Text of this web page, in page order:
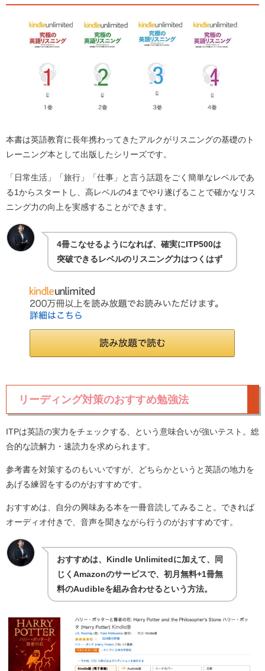
本書は英語教育に長年携わってきたアルクがリスニングの基礎のト
レーニング本として出版したシリーズです。
「日常生活」「旅行」「仕事」と言う話題をごく簡単なレベルであ
る1からスタートし、高レベルの4までやり遂げることで確かなリス
ニング力の向上を実感することができます。
4冊こなせるようになれば、確実にITP500は
突破できるレベルのリスニング力はつくはず
リーディング対策のおすすめ勉強法
ITPは英語の実力をチェックする、という意味合いが強いテスト。総
合的な読解力・速読力を求められます。
参考書を対策するのもいいですが、どちらかというと英語の地力を
あげる練習をするのがおすすめです。
おすすめは、自分の興味ある本を一冊音読してみること。できれば
オーディオ付きで、音声を聞きながら行うのがおすすめです。
おすすめは、Kindle Unlimitedに加えて、同
じくAmazonのサービスで、初月無料+1冊無
料のAudibleを組み合わせるという方法。